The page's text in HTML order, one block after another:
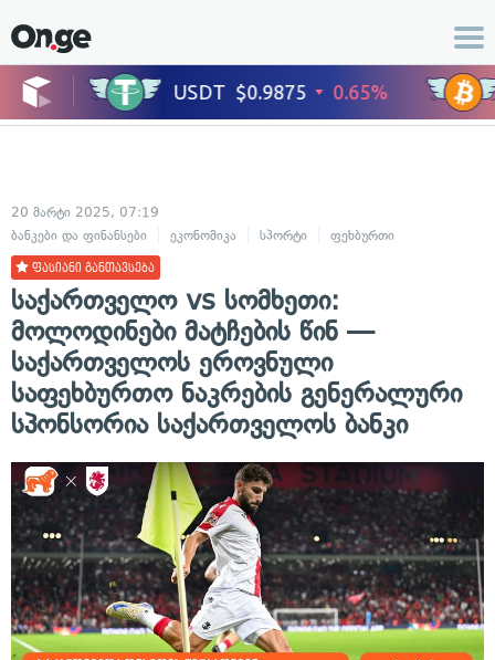
20 მარტი 2025, 07:19
ბანკები და ფინანსები
ეკონომიკა სპორტი ფეხბურთი
ფასიანი განთავსება
საქართველო vs სომხეთი:
მოლოდინები მატჩების წინ —
საქართველოს ეროვნული
საფეხბურთო ნაკრების გენერალური
სპონსორია საქართველოს ბანკი